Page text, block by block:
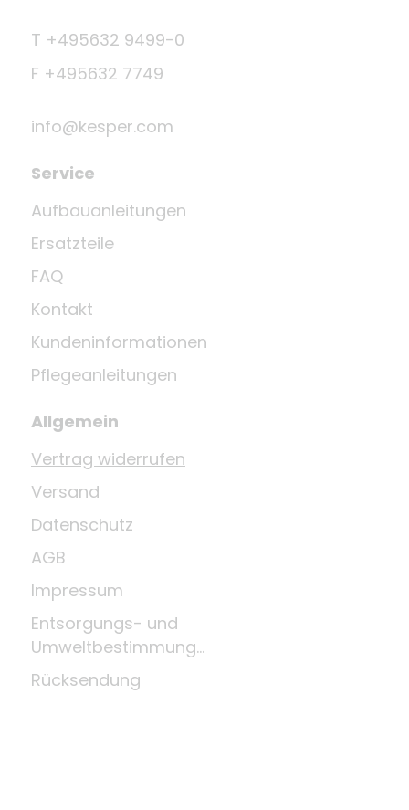
T +495632 9499-0
F +495632 7749
info@kesper.com
Service
Aufbauanleitungen
Ersatzteile
FAQ
Kontakt
Kundeninformationen
Pflegeanleitungen
Allgemein
Vertrag widerrufen
Versand
Datenschutz
AGB
Impressum
Entsorgungs- und
Umweltbestimmungen
Rücksendung